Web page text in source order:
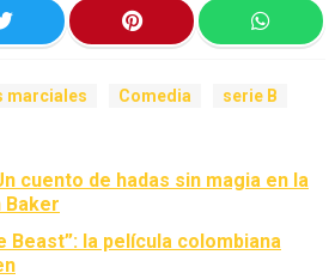
marciales Comedia serie B
cuento de hadas sin magia en la
Baker
Beast”: la película colombiana